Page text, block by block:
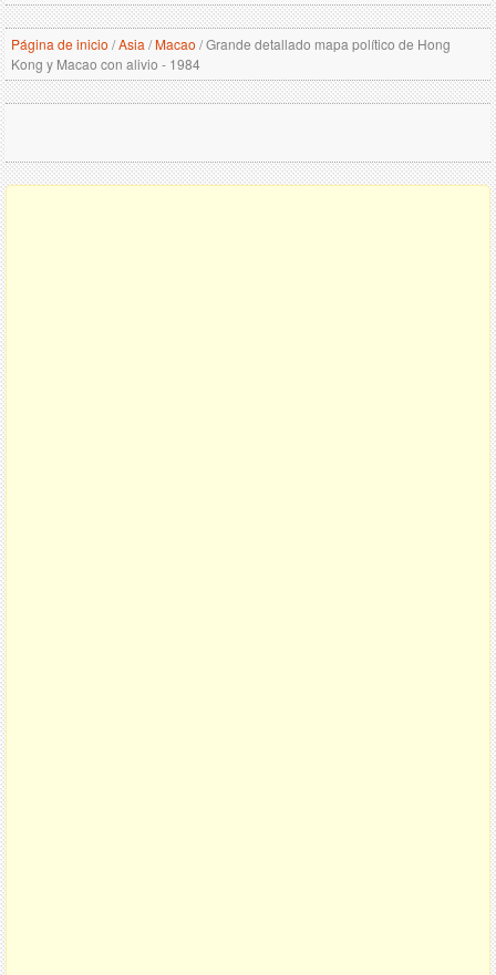
Página de inicio /Asia /Macao /Grande detallado mapa político de Hong
Kong y Macao con alivio - 1984